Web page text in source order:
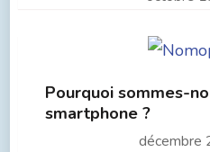
Pourquoi sommes-
smartphone ?
décembre